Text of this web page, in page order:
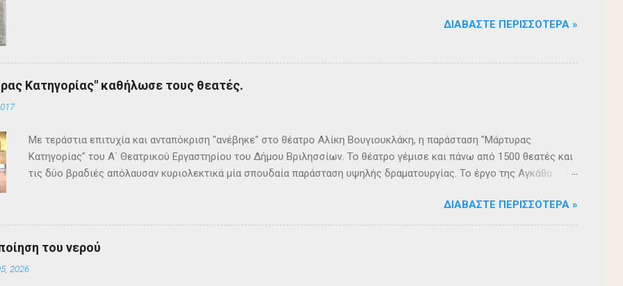
ΔΙΑΒΆΣΤΕ ΠΕΡΙΣΣΌΤΕΡΑ »
Κατηγορίας" καθήλωσε τους θεατές.
Με τεράστια επιτυχία και ανταπόκριση "ανέβηκε" στο θέατρο Αλίκη Βουγιουκλάκη, η παράσταση "Μάρτυρας
Κατηγορίας" του Α΄ Θεατρικού Εργαστηρίου του Δήμου Βριλησσίων. Το θέατρο γέμισε και πάνω από 1500 θεατές και
τις δύο βραδιές απόλαυσαν κυριολεκτικά μία σπουδαία παράσταση υψηλής δραματουργίας. Το έργο της Αγκάθα
ανατροπές και ένα μοναδικό φινάλε που απαντά σε όλα τα ερωτήματα, σημάδεψαν όλους όσους παρακολούθησαν το
έργο και τους έμειναν ανεξίτηλα στη μνήμη τους. Επρόκειτο για μία αναμφισβήτητα δυνατή παράσταση. Με τη
σπουδαία σκηνοθεσία της Τώνιας Σταυροπούλου που επί μακρά σειρά ετών είναι υπεύθυνη του Α΄ Δημοτικού
Θεατρικού Εργαστηρίου. Εξαιρετικές ερμηνείες κατέθεσαν οι ηθοποιοί: Αλέξανδρος Γεωργίου, Αλέξανδρος
Θεοδόσης, Άννα Αλεξανδράκη, Γιάννης Καρτερός, Δήμητρα Χίου, Ευριπίδης Τσαούσογλου, Θοδωρής Σκληρός ,
ΔΙΑΒΆΣΤΕ ΠΕΡΙΣΣΌΤΕΡΑ »
του νερού
2026